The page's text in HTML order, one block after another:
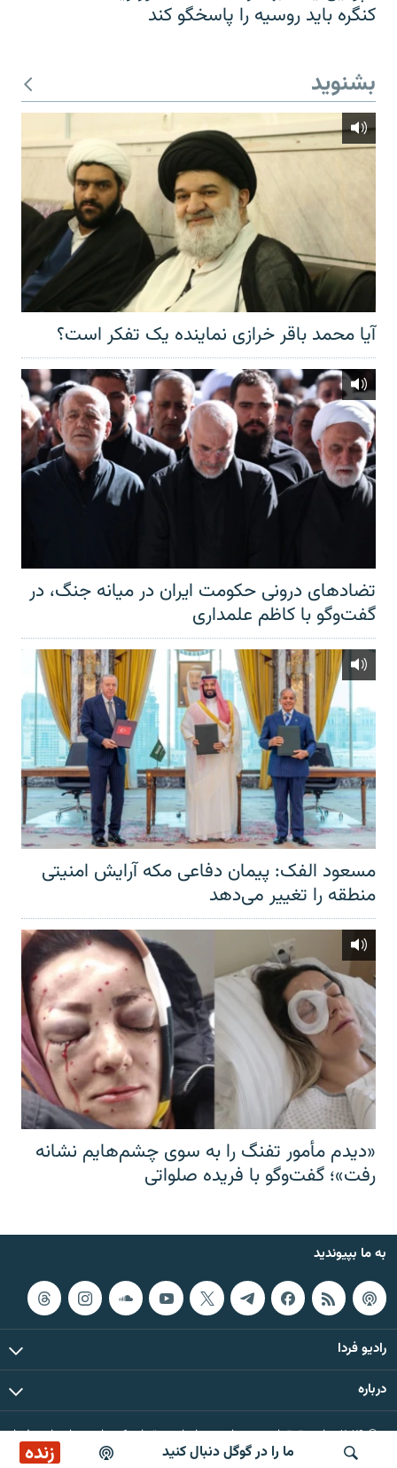
ما را در گوگل دنبال کنید زنده
کنگره باید روسیه را پاسخگو کند
بشنوید
آیا محمد باقر خرازی نماینده یک تفکر است؟
تضادهای درونی حکومت ایران در میانه جنگ، در
گفت‌‌وگو با کاظم علمداری
مسعود الفک: پیمان دفاعی مکه آرایش امنیتی
منطقه را تغییر می‌دهد
«دیدم مأمور تفنگ را به سوی چشم‌هایم نشانه
رفت»؛ گفت‌و‌گو با فریده صلواتی
به ما بپیوندید
رادیو فردا
درباره
© ۲۰۲۶ تمام حقوق این وب‌سایت، بر اساس مقررات کپی‌رایت، برای رادیو فردا
محفوظ است.